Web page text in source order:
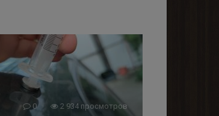
0
2 934 просмотров